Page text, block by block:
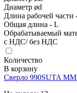
Диаметр ød
Длина рабочей части
Общая длина - L
Обрабатываемый
с НДС/ без НДС
Количество
В корзину
Сверло 990SUTA